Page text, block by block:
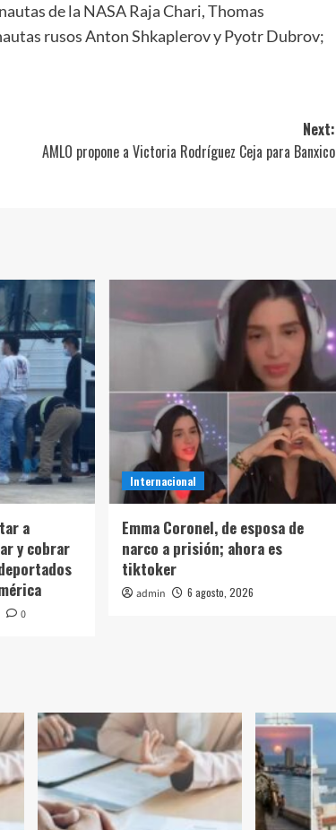
de la NASA Raja Chari, Thomas
rusos Anton Shkaplerov y Pyotr Dubrov;
Next:
AMLO propone a Victoria Rodríguez Ceja para Banxico
a
y cobrar
0
Internacional
Emma Coronel, de esposa de
narco a prisión; ahora es
tiktoker
admin 6 agosto, 2026